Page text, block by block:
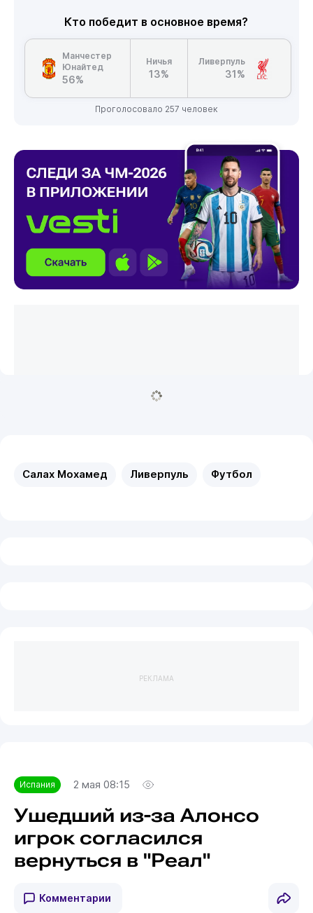
Кто победит в основное время?
Манчестер
Юнайтед
56%
Ничья
13%
Ливерпуль
31%
Проголосовало 257 человек
Салах Мохамед Ливерпуль Футбол
РЕКЛАМА
Испания 2 мая 08:15
Ушедший из-за Алонсо
игрок согласился
вернуться в "Реал"
Комментарии